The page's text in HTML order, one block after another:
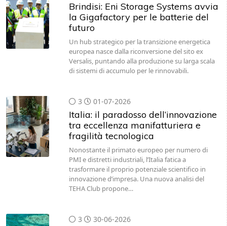
Brindisi: Eni Storage Systems avvia
la Gigafactory per le batterie del
futuro
Un hub strategico per la transizione energetica
europea nasce dalla riconversione del sito ex
Versalis, puntando alla produzione su larga scala
di sistemi di accumulo per le rinnovabili.
3 01-07-2026
Italia: il paradosso dell’innovazione
tra eccellenza manifatturiera e
fragilità tecnologica
Nonostante il primato europeo per numero di
PMI e distretti industriali, l’Italia fatica a
trasformare il proprio potenziale scientifico in
innovazione d’impresa. Una nuova analisi del
TEHA Club propone…
3 30-06-2026